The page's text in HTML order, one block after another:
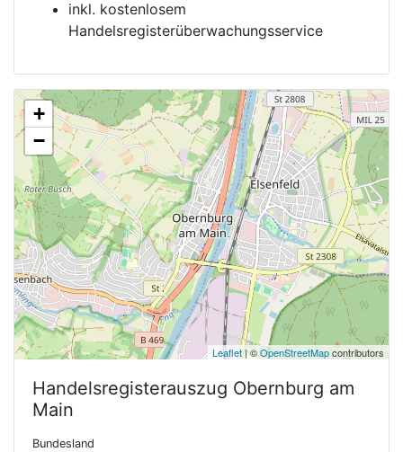
inkl. kostenlosem
Handelsregisterüberwachungsservice
+
−
Leaflet| ©OpenStreetMapcontributors
Handelsregisterauszug Obernburg am
Main
Bundesland